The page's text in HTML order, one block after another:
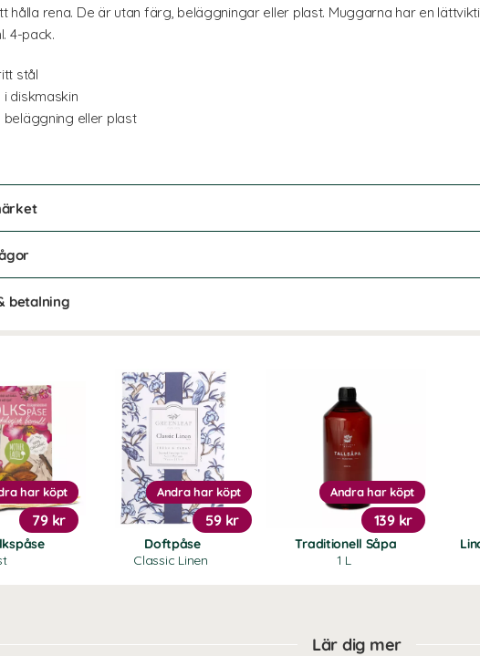
hålla rena. De är utan färg, beläggningar eller plast. Muggarna har en
4-pack.
stål
i diskmaskin
beläggning eller plast
betalning
har köpt
79 kr
Doftpåse
Classic Linen
Andra har köpt
59 kr
Traditionell Såpa
1 L
Andra har köpt
139 kr
Lär dig mer